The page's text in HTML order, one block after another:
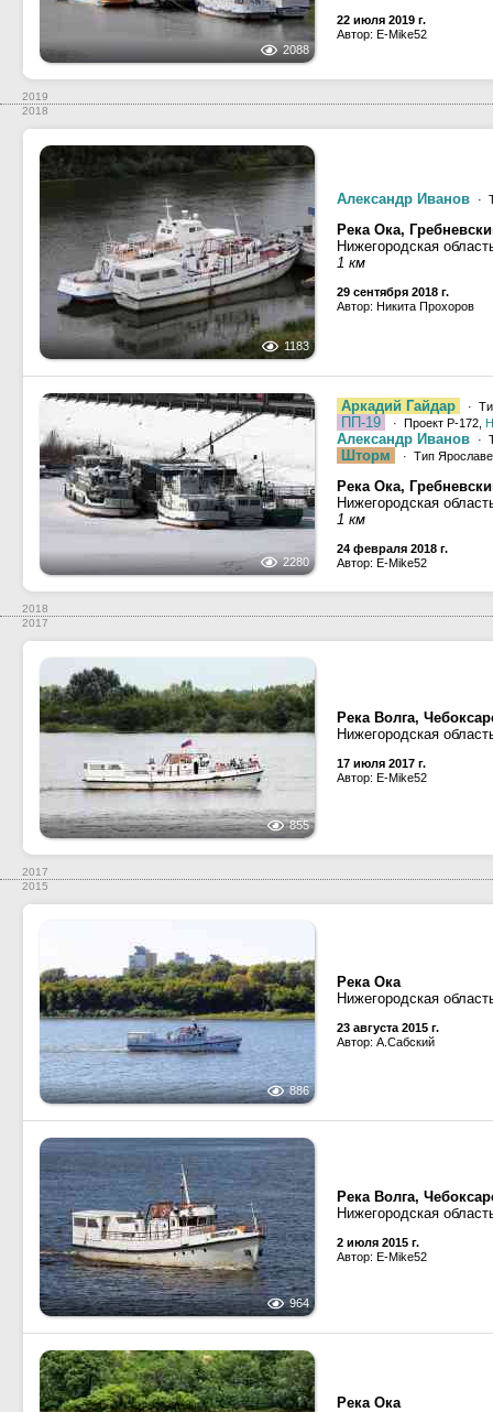
2088
22 июля 2019 г.
Автор: E-Mike52
2019
2018
1183
Александр Иванов ·
Река Ока,
Нижегородская
1 км
29 сентября 2018 г.
Автор: Никита Прохоров
2280
Аркадий Гайдар ·
ПП-19 · Проект Р-172,
Александр Иванов ·
Шторм · Тип
Река Ока,
Нижегородская
1 км
24 февраля 2018 г.
Автор: E-Mike52
2018
2017
855
Река Волга,
Нижегородская
17 июля 2017 г.
Автор: E-Mike52
2017
2015
886
Река Ока
Нижегородская
23 августа 2015 г.
Автор: А.Сабский
964
Река Волга,
Нижегородская
2 июля 2015 г.
Автор: E-Mike52
Река Ока